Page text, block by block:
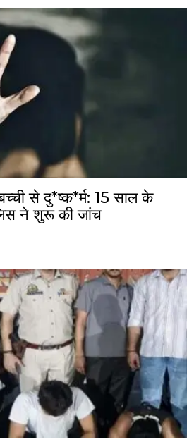
से दु*ष्क*र्म: 15 साल के
ने शुरू की जांच